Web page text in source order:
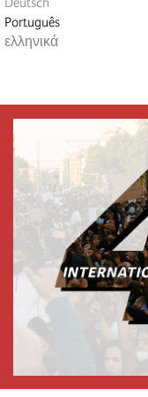
Português
ελληνικά